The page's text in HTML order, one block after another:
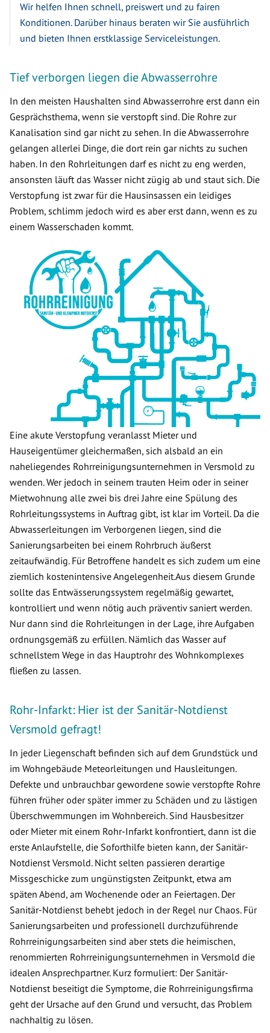
Wir helfen Ihnen schnell, preiswert und zu fairen
Konditionen. Darüber hinaus beraten wir Sie ausführlich
und bieten Ihnen erstklassige Serviceleistungen.
Tief verborgen liegen die Abwasserrohre
In den meisten Haushalten sind Abwasserrohre erst dann ein
Gesprächsthema, wenn sie verstopft sind. Die Rohre zur
Kanalisation sind gar nicht zu sehen. In die Abwasserrohre
gelangen allerlei Dinge, die dort rein gar nichts zu suchen
haben. In den Rohrleitungen darf es nicht zu eng werden,
ansonsten läuft das Wasser nicht zügig ab und staut sich. Die
Verstopfung ist zwar für die Hausinsassen ein leidiges
Problem, schlimm jedoch wird es aber erst dann, wenn es zu
einem Wasserschaden kommt.
Eine akute Verstopfung veranlasst Mieter und
Hauseigentümer gleichermaßen, sich alsbald an ein
naheliegendes Rohrreinigungsunternehmen in Versmold zu
wenden. Wer jedoch in seinem trauten Heim oder in seiner
Mietwohnung alle zwei bis drei Jahre eine Spülung des
Rohrleitungssystems in Auftrag gibt, ist klar im Vorteil. Da die
Abwasserleitungen im Verborgenen liegen, sind die
Sanierungsarbeiten bei einem Rohrbruch äußerst
zeitaufwändig. Für Betroffene handelt es sich zudem um eine
ziemlich kostenintensive Angelegenheit.Aus diesem Grunde
sollte das Entwässerungssystem regelmäßig gewartet,
kontrolliert und wenn nötig auch präventiv saniert werden.
Nur dann sind die Rohrleitungen in der Lage, ihre Aufgaben
ordnungsgemäß zu erfüllen. Nämlich das Wasser auf
schnellstem Wege in das Hauptrohr des Wohnkomplexes
fließen zu lassen.
Rohr-Infarkt: Hier ist der Sanitär-Notdienst
Versmold gefragt!
In jeder Liegenschaft befinden sich auf dem Grundstück und
im Wohngebäude Meteorleitungen und Hausleitungen.
Defekte und unbrauchbar gewordene sowie verstopfte Rohre
führen früher oder später immer zu Schäden und zu lästigen
Überschwemmungen im Wohnbereich. Sind Hausbesitzer
oder Mieter mit einem Rohr-Infarkt konfrontiert, dann ist die
erste Anlaufstelle, die Soforthilfe bieten kann, der Sanitär-
Notdienst Versmold. Nicht selten passieren derartige
Missgeschicke zum ungünstigsten Zeitpunkt, etwa am
späten Abend, am Wochenende oder an Feiertagen. Der
Sanitär-Notdienst behebt jedoch in der Regel nur Chaos. Für
Sanierungsarbeiten und professionell durchzuführende
Rohrreinigungsarbeiten sind aber stets die heimischen,
renommierten Rohrreinigungsunternehmen in Versmold die
idealen Ansprechpartner. Kurz formuliert: Der Sanitär-
Notdienst beseitigt die Symptome, die Rohrreinigungsfirma
geht der Ursache auf den Grund und versucht, das Problem
nachhaltig zu lösen.